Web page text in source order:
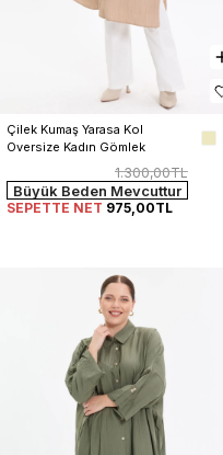
Çilek Kumaş Yarasa Kol
Oversize Kadın Gömlek
1.300,00TL
Büyük Beden Mevcuttur
SEPETTE NET 975,00TL